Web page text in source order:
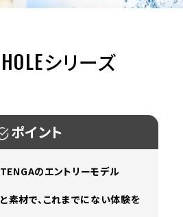
シリーズ
ポイント
のエントリーモデル
素材で、これまでにない体験を